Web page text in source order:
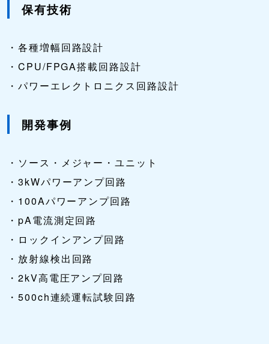
保有技術
・各種増幅回路設計
・CPU/FPGA搭載回路設計
・パワーエレクトロニクス回路設計
開発事例
・ソース・メジャー・ユニット
・3kWパワーアンプ回路
・100Aパワーアンプ回路
・pA電流測定回路
・ロックインアンプ回路
・放射線検出回路
・2kV高電圧アンプ回路
・500ch連続運転試験回路